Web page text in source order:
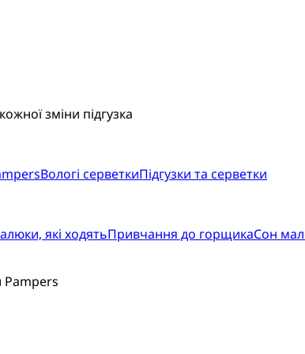
зміни підгузка
Вологі серветкиПідгузки та серветки
які ходятьПривчання до горщикаСон
Pampers